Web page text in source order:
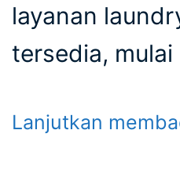
layanan
tersedia,
Lanjutkan